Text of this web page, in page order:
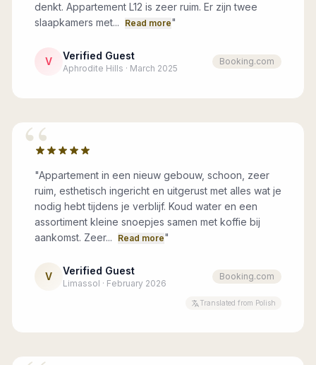
denkt. Appartement L12 is zeer ruim. Er zijn twee
slaapkamers met...
Read more"
V Verified Guest
Aphrodite Hills · March 2025
Booking.com
“
"Appartement in een nieuw gebouw, schoon, zeer
ruim, esthetisch ingericht en uitgerust met alles wat je
nodig hebt tijdens je verblijf. Koud water en een
assortiment kleine snoepjes samen met koffie bij
aankomst. Zeer...
Read more"
V Verified Guest
Limassol · February 2026
Booking.com
Translated from Polish